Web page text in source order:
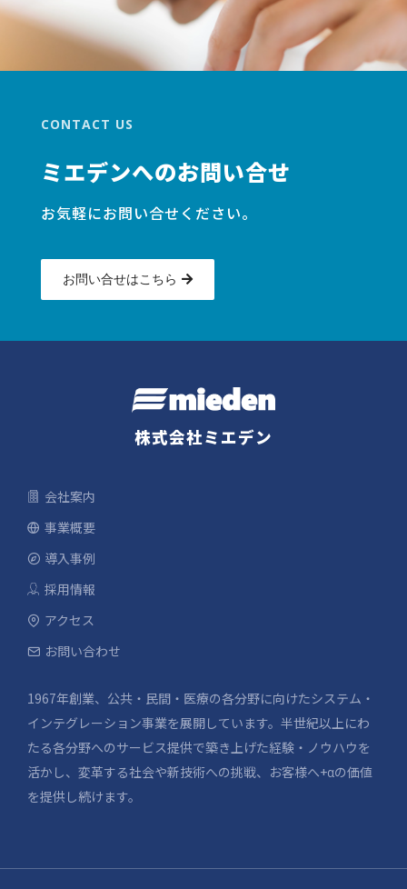
CONTACT US
ミエデンへのお問い合せ
お気軽にお問い合せください。
お問い合せはこちら
株式会社ミエデン
会社案内
事業概要
導入事例
採用情報
アクセス
お問い合わせ
1967年創業、公共・民間・医療の各分野に向けたシステム・
インテグレーション事業を展開しています。半世紀以上にわ
たる各分野へのサービス提供で築き上げた経験・ノウハウを
活かし、変革する社会や新技術への挑戦、お客様へ+αの価値
を提供し続けます。